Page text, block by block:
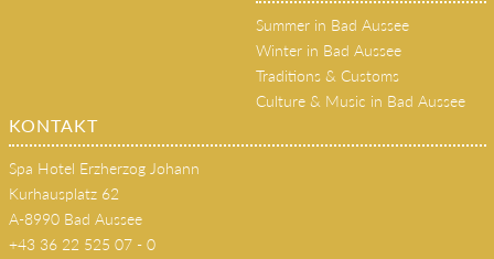
Summer in Bad Aussee
Winter in Bad Aussee
Traditions & Customs
Culture & Music in Bad Aussee
KONTAKT
Spa Hotel Erzherzog Johann
Kurhausplatz 62
A-8990 Bad Aussee
+43 36 22 525 07 - 0